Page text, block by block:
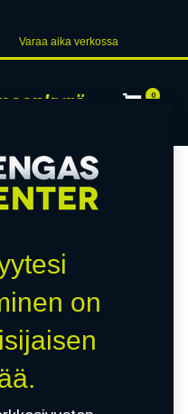
Varaa aika verk​​​​ossa
0
on